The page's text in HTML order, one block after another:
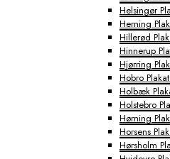
Helsingør
Herning
Hillerød
Hinnerup
Hjørring
Hobro
Holbæk
Holstebro
Hørning
Horsens
Hørsholm